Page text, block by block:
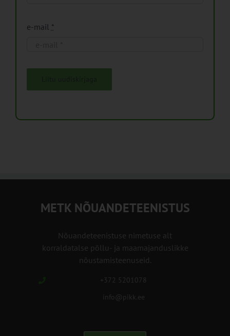
e-mail *
METK NÕUANDETEENISTUS
Nõuandeteenistuse nimetuse alt
korraldatalse põllu- ja maamajanduslikke
nõustamisteenuseid.
+372 5201078
info@pikk.ee